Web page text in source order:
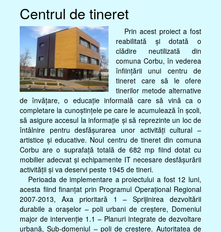
Centrul de tineret
Prin acest proiect a fost
reabilitată şi dotată o
clădire neutilizată din
comuna Corbu, în vederea
înfiinţării unui centru de
tineret care să le ofere
tinerilor metode alternative
de învăţare, o educaţie informală care să vină ca o
completare la cunoştinţele pe care le acumulează în şcoli,
să asigure accesul la informaţie şi să reprezinte un loc de
întâlnire pentru desfăşurarea unor activităţi cultural –
artistice şi educative. Noul centru de tineret din comuna
Corbu are o suprafaţă totală de 682 mp fiind dotat cu
mobilier adecvat şi echipamente IT necesare desfăşurării
activităţii şi va deservi peste 1945 de tineri.
Perioada de implementare a proiectului a fost 12 luni,
acesta fiind finanţat prin Programul Operaţional Regional
2007-2013, Axa prioritară 1 – Sprijinirea dezvoltării
durabile a oraşelor – poli urbani de creştere, Domeniul
major de intervenţie 1.1 – Planuri integrate de dezvoltare
urbană, Sub-domeniul – poli de creştere. Autoritatea de